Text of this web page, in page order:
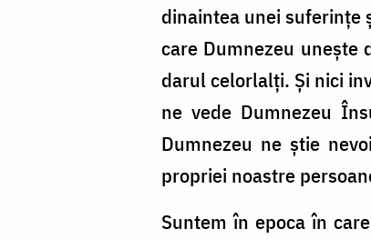
dinaintea unei
care Dumnezeu
darul celorlalți. Și nici
ne vede Dumnezeu
Dumnezeu ne știe
propriei noastre
Suntem în epoca în